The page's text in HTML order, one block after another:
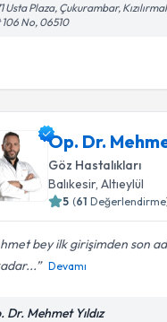
Usta Plaza, Çukurambar,
106 No, 06510
Op. Dr.
Göz Hastalıkları
Balıkesir, Altıeylül
5 (61
bey ilk girişimden son
Devamı
Dr. Mehmet Yıldız